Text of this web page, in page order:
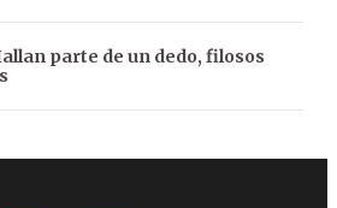
parte de un dedo, filosos